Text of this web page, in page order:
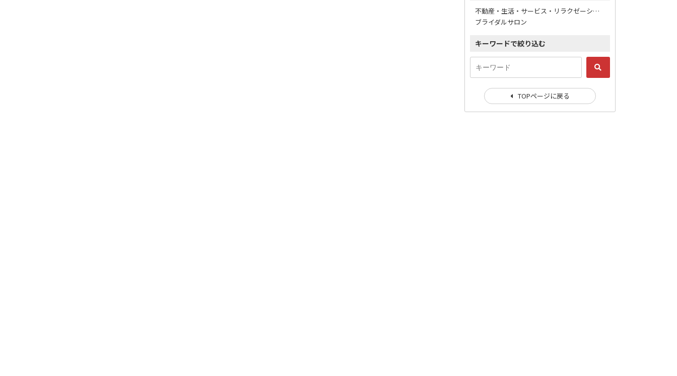
不動産・生活・サービス・リラクゼーション / 冠婚葬祭
ブライダルサロン
キーワードで絞り込む
TOPページに戻る